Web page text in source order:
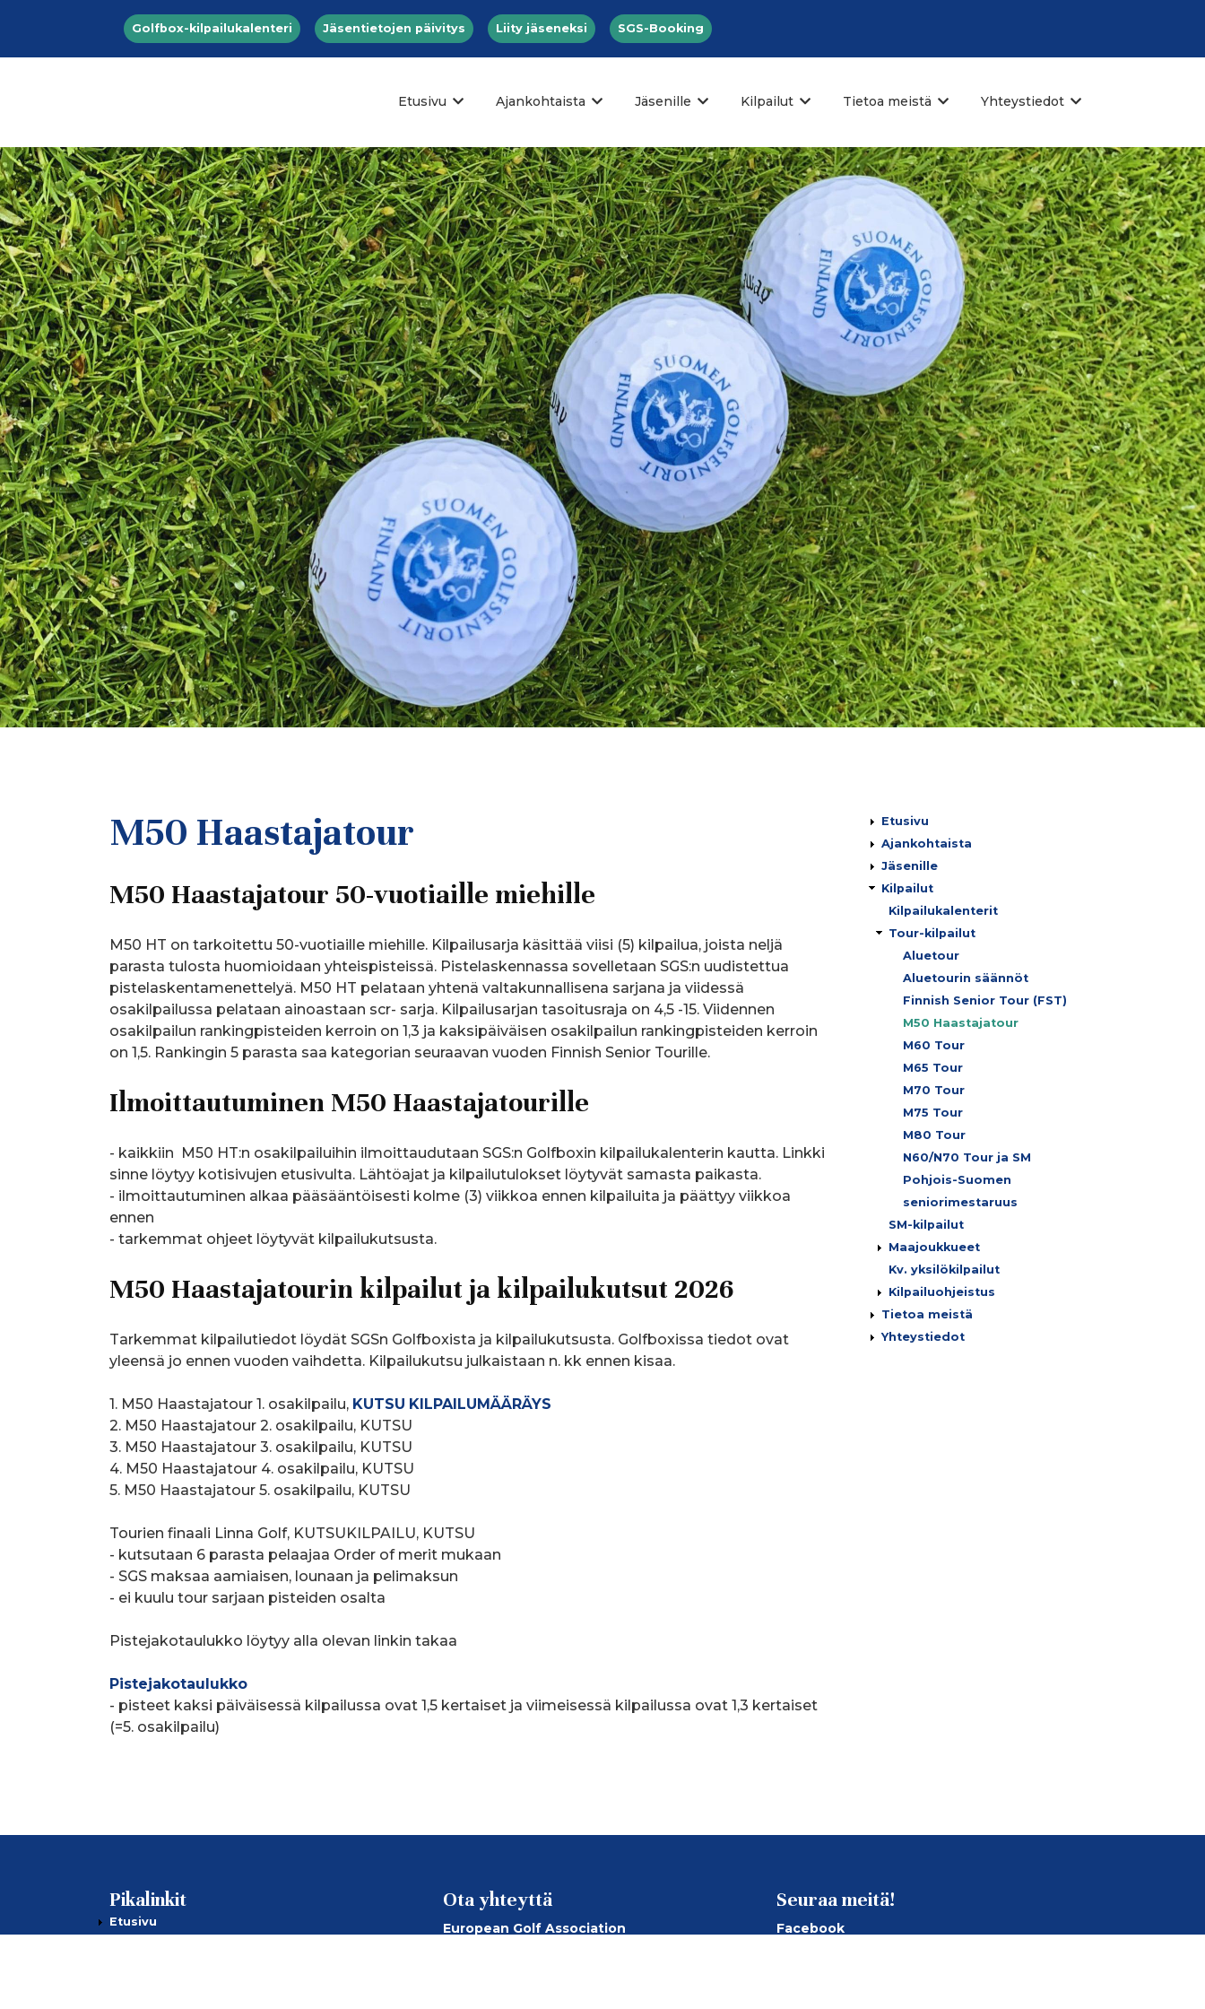
Top menu
Golfbox-kilpailukalenteri Jäsentietojen päivitys Liity jäseneksi SGS-Booking
Etusivu Ajankohtaista Jäsenille Kilpailut Tietoa meistä Yhteystiedot
M50 Haastajatour
M50 Haastajatour 50-vuotiaille miehille
M50 HT on tarkoitettu 50-vuotiaille miehille. Kilpailusarja käsittää viisi (5) kilpailua, joista neljä
parasta tulosta huomioidaan yhteispisteissä. Pistelaskennassa sovelletaan SGS:n uudistettua
pistelaskentamenettelyä. M50 HT pelataan yhtenä valtakunnallisena sarjana ja viidessä
osakilpailussa pelataan ainoastaan scr- sarja. Kilpailusarjan tasoitusraja on 4,5 -15. Viidennen
osakilpailun rankingpisteiden kerroin on 1,3 ja kaksipäiväisen osakilpailun rankingpisteiden kerroin
on 1,5. Rankingin 5 parasta saa kategorian seuraavan vuoden Finnish Senior Tourille.
Ilmoittautuminen M50 Haastajatourille
- kaikkiin M50 HT:n osakilpailuihin ilmoittaudutaan SGS:n Golfboxin kilpailukalenterin kautta. Linkki
sinne löytyy kotisivujen etusivulta. Lähtöajat ja kilpailutulokset löytyvät samasta paikasta.
- ilmoittautuminen alkaa pääsääntöisesti kolme (3) viikkoa ennen kilpailuita ja päättyy viikkoa
ennen
- tarkemmat ohjeet löytyvät kilpailukutsusta.
M50 Haastajatourin kilpailut ja kilpailukutsut 2026
Tarkemmat kilpailutiedot löydät SGSn Golfboxista ja kilpailukutsusta. Golfboxissa tiedot ovat
yleensä jo ennen vuoden vaihdetta. Kilpailukutsu julkaistaan n. kk ennen kisaa.
1. M50 Haastajatour 1. osakilpailu, KUTSU KILPAILUMÄÄRÄYS
2. M50 Haastajatour 2. osakilpailu, KUTSU
3. M50 Haastajatour 3. osakilpailu, KUTSU
4. M50 Haastajatour 4. osakilpailu, KUTSU
5. M50 Haastajatour 5. osakilpailu, KUTSU
Tourien finaali Linna Golf, KUTSUKILPAILU, KUTSU
- kutsutaan 6 parasta pelaajaa Order of merit mukaan
- SGS maksaa aamiaisen, lounaan ja pelimaksun
- ei kuulu tour sarjaan pisteiden osalta
Pistejakotaulukko löytyy alla olevan linkin takaa
Pistejakotaulukko
- pisteet kaksi päiväisessä kilpailussa ovat 1,5 kertaiset ja viimeisessä kilpailussa ovat 1,3 kertaiset
(=5. osakilpailu)
Päävalikko
Etusivu
Ajankohtaista
Jäsenille
Kilpailut
Kilpailukalenterit
Tour-kilpailut
Aluetour
Aluetourin säännöt
Finnish Senior Tour (FST)
M50 Haastajatour
M60 Tour
M65 Tour
M70 Tour
M75 Tour
M80 Tour
N60/N70 Tour ja SM
Pohjois-Suomen
seniorimestaruus
SM-kilpailut
Maajoukkueet
Kv. yksilökilpailut
Kilpailuohjeistus
Tietoa meistä
Yhteystiedot
Pikalinkit
Etusivu
Ota yhteyttä
European Golf Association
Seuraa meitä!
Facebook